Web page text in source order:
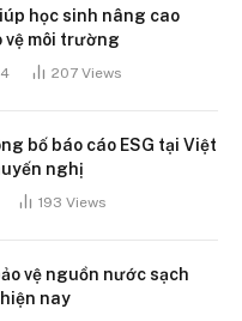
học sinh nâng cao
vệ môi trường
207 Views
bố báo cáo ESG tại Việt
nghị
193 Views
vệ nguồn nước sạch
nay